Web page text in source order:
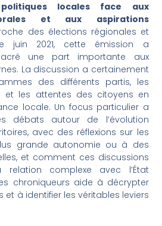
locales face aux
et aux aspirations
des élections régionales et
juin 2021, cette émission a
une part importante aux
La discussion a certainement
des différents partis, les
et les attentes des citoyens en
locale. Un focus particulier a
débats autour de l’évolution
avec des réflexions sur les
grande autonomie ou à des
et comment ces discussions
relation complexe avec l’État
chroniqueurs aide à décrypter
et à identifier les véritables leviers